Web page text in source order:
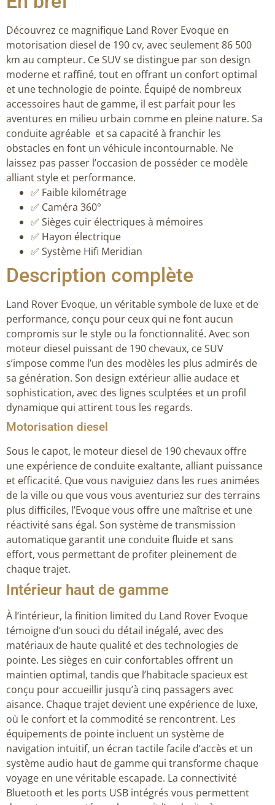
Découvrez ce magnifique Land Rover Evoque en
motorisation diesel de 190 cv, avec seulement 86 500
km au compteur. Ce SUV se distingue par son design
moderne et raffiné, tout en offrant un confort optimal
et une technologie de pointe. Équipé de nombreux
accessoires haut de gamme, il est parfait pour les
aventures en milieu urbain comme en pleine nature. Sa
conduite agréable et sa capacité à franchir les
obstacles en font un véhicule incontournable. Ne
laissez pas passer l’occasion de posséder ce modèle
alliant style et performance.
✅ Faible kilométrage
✅ Caméra 360°
✅ Sièges cuir électriques à mémoires
✅ Hayon électrique
✅ Système Hifi Meridian
Description complète
Land Rover Evoque, un véritable symbole de luxe et de
performance, conçu pour ceux qui ne font aucun
compromis sur le style ou la fonctionnalité. Avec son
moteur diesel puissant de 190 chevaux, ce SUV
s’impose comme l’un des modèles les plus admirés de
sa génération. Son design extérieur allie audace et
sophistication, avec des lignes sculptées et un profil
dynamique qui attirent tous les regards.
Motorisation diesel
Sous le capot, le moteur diesel de 190 chevaux offre
une expérience de conduite exaltante, alliant puissance
et efficacité. Que vous naviguiez dans les rues animées
de la ville ou que vous vous aventuriez sur des terrains
plus difficiles, l’Evoque vous offre une maîtrise et une
réactivité sans égal. Son système de transmission
automatique garantit une conduite fluide et sans
effort, vous permettant de profiter pleinement de
chaque trajet.
Intérieur haut de gamme
À l’intérieur, la finition limited du Land Rover Evoque
témoigne d’un souci du détail inégalé, avec des
matériaux de haute qualité et des technologies de
pointe. Les sièges en cuir confortables offrent un
maintien optimal, tandis que l’habitacle spacieux est
conçu pour accueillir jusqu’à cinq passagers avec
aisance. Chaque trajet devient une expérience de luxe,
où le confort et la commodité se rencontrent. Les
équipements de pointe incluent un système de
navigation intuitif, un écran tactile facile d’accès et un
système audio haut de gamme qui transforme chaque
voyage en une véritable escapade. La connectivité
Bluetooth et les ports USB intégrés vous permettent